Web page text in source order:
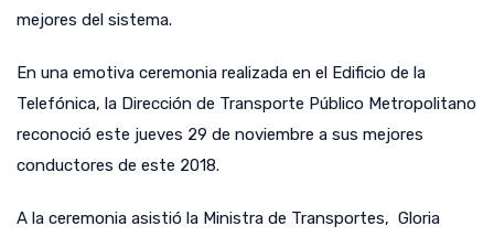
mejores del sistema.
En una emotiva ceremonia realizada en el Edificio de la
Telefónica, la Dirección de Transporte Público Metropolitano
reconoció este jueves 29 de noviembre a sus mejores
conductores de este 2018.
A la ceremonia asistió la Ministra de Transportes, Gloria